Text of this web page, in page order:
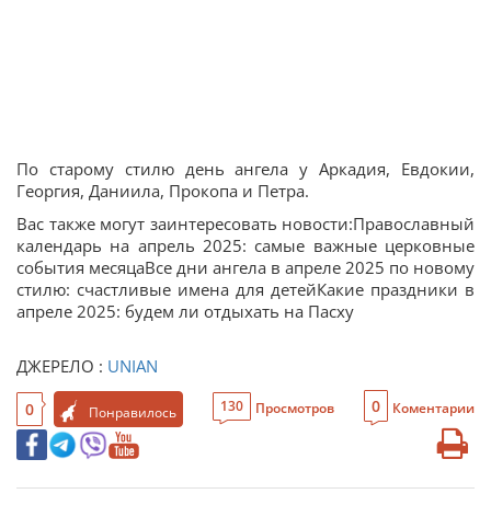
По старому стилю день ангела у Аркадия, Евдокии,
Георгия, Даниила, Прокопа и Петра.
Вас также могут заинтересовать новости:Православный
календарь на апрель 2025: самые важные церковные
события месяцаВсе дни ангела в апреле 2025 по новому
стилю: счастливые имена для детейКакие праздники в
апреле 2025: будем ли отдыхать на Пасху
ДЖЕРЕЛО : UNIAN
0 Понравилось 130 Просмотров 0 Коментарии